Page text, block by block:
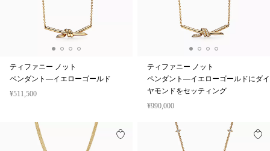
ティファニー ノット
ペンダント—イエローゴールド
¥511,500
ティファニー ノット
ペンダント—イエローゴールドにダイ
ヤモンドをセッティング
¥990,000